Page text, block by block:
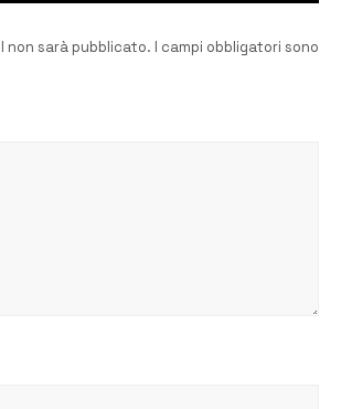
non sarà pubblicato. I campi obbligatori sono